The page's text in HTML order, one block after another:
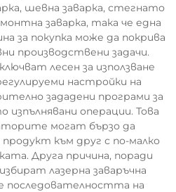
шевна заварка, стегнато
заварка, така че една
за покупка може да покрива
производствени задачи.
лесен за използване
настройки на
зададени програми за
изпълнявани операции. Това
могат бързо да
към друг с по-малко
Друга причина, поради
лазерна заваръчна
последователността на